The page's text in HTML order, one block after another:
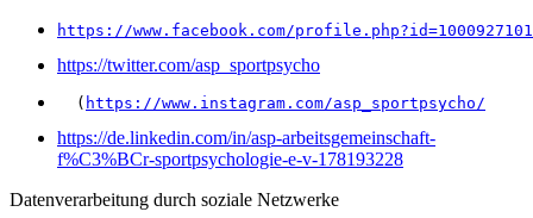
https://www.facebook.com/
https://twitter.com/asp_sportpsycho
  (
https://www.instagram.com/asp_sportpsycho/
https://de.linkedin.com/in/asp-arbeitsgemeinschaft-
f%C3%BCr-sportpsychologie-e-v-178193228
Datenverarbeitung durch soziale Netzwerke